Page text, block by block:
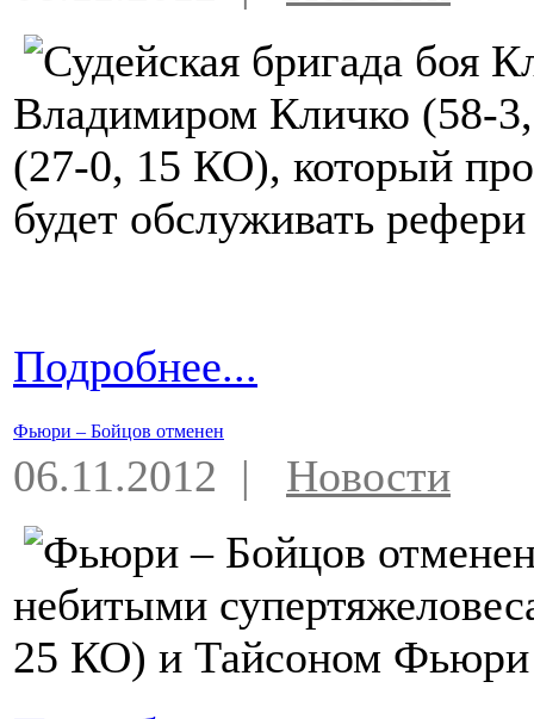
Владимиром Кличко
(27-0, 15 КО), который
будет обслуживать
Подробнее...
Фьюри – Бойцов отменен
06.11.2012 | Новости
небитыми
25 КО) и Тайсоном Фьюри